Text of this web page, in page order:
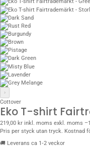
›
Cottover
Eko T-shirt
219,00 kr inkl. moms exkl. moms
Pris per styck utan tryck. Kostnad
🚚 Leverans ca 1‑2 veckor